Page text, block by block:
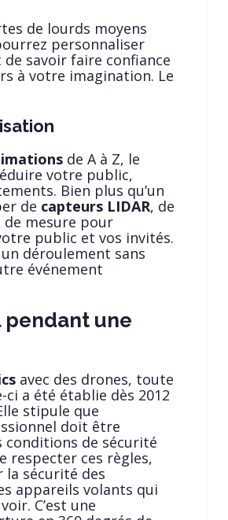
de lourds moyens
personnaliser
savoir faire confiance
à votre imagination. Le
de A à Z, le
votre public,
Bien plus qu’un
de capteurs LIDAR, de
de mesure pour
public et vos invités.
déroulement sans
événement
une
avec des drones, toute
a été établie dès 2012
stipule que
doit être
conditions de sécurité
respecter ces règles,
la sécurité des
appareils volants qui
C’est une